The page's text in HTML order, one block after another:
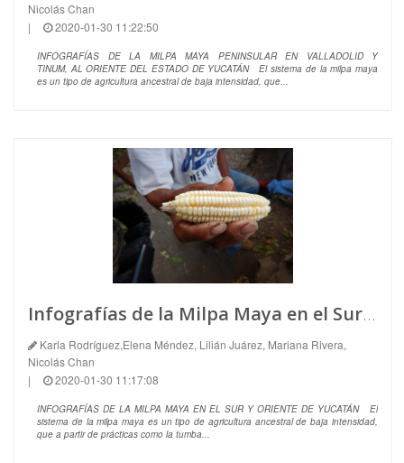
Nicolás Chan
|
2020-01-30 11:22:50
INFOGRAFÍAS DE LA MILPA MAYA PENINSULAR EN VALLADOLID Y
TINUM, AL ORIENTE DEL ESTADO DE YUCATÁN El sistema de la milpa maya
es un tipo de agricultura ancestral de baja intensidad, que...
Infografías de la Milpa Maya en el Sur de Yucatán
Karla Rodríguez,Elena Méndez, Lilián Juárez, Mariana Rivera,
Nicolás Chan
|
2020-01-30 11:17:08
INFOGRAFÍAS DE LA MILPA MAYA EN EL SUR Y ORIENTE DE YUCATÁN El
sistema de la milpa maya es un tipo de agricultura ancestral de baja intensidad,
que a partir de prácticas como la tumba...